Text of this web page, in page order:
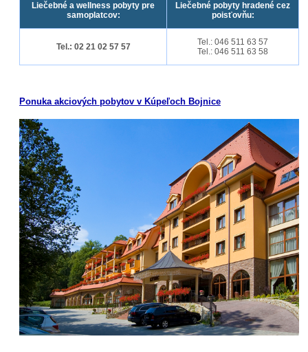
Liečebné a wellness pobyty pre
samoplatcov:
Liečebné pobyty hradené cez
poisťovňu:
Tel.: 02 21 02 57 57
Tel.: 046 511 63 57
Tel.: 046 511 63 58
Ponuka akciových pobytov v Kúpeľoch Bojnice